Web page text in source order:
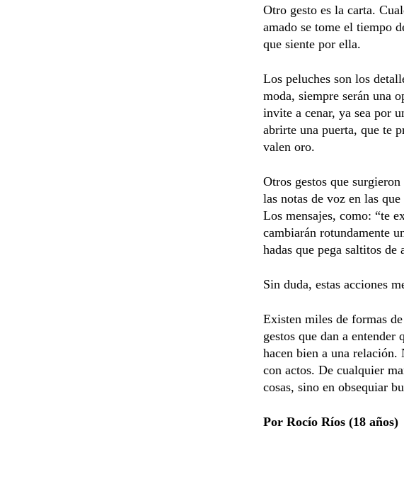
Otro gesto es la carta.
amado se tome el tiempo
que siente por ella.
Los peluches son los
moda, siempre serán una
invite a cenar, ya sea por
abrirte una puerta, que te
valen oro.
Otros gestos que
las notas de voz en las
Los mensajes, como: “te
cambiarán rotundamente
hadas que pega saltitos de
Sin duda, estas acciones
Existen miles de formas
gestos que dan a
hacen bien a una relación.
con actos. De cualquier
cosas, sino en obsequiar
Por Rocío Ríos (18 años)